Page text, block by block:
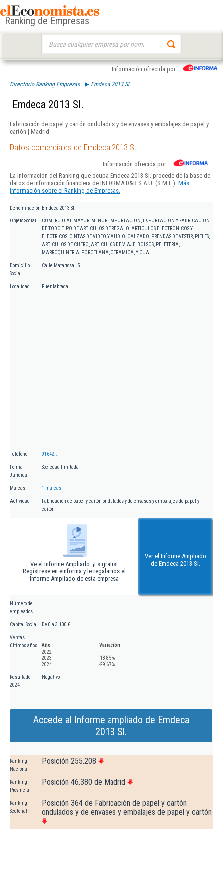
Ranking de Empresas
Información ofrecida por
Directorio Ranking Empresas Emdeca 2013 Sl.
Emdeca 2013 Sl.
Fabricación de papel y cartón ondulados y de envases y embalajes de papel y
cartón | Madrid
Datos comerciales de Emdeca 2013 Sl.
Información ofrecida por
La información del Ranking que ocupa Emdeca 2013 Sl. procede de la base de
datos de información financiera de INFORMA D&B S.A.U. (S.M.E.). Más
información sobre el Ranking de Empresas.
Denominación Emdeca 2013 Sl.
Objeto Social
COMERCIO AL MAYOR, MENOR, IMPORTACION, EXPORTACION Y FABRICACION
DE TODO TIPO DE ARTICULOS DE REGALO, ARTICULOS ELECTRONICOS Y
ELECTRICOS, CINTAS DE VIDEO Y AUDIO, CALZADO, PRENDAS DE VESTIR, PIELES,
ARTICULOS DE CUERO, ARTICULOS DE VIAJE, BOLSOS, PELETERIA,
MARROQUINERIA, PORCELANA, CERAMICA, Y CUA
Domicilio
Social
Calle Matarrosa , 5
Localidad Fuenlabrada
Teléfono 91642...
Forma
Jurídica
Sociedad limitada
Marcas 1 marcas
Actividad
Fabricación de papel y cartón ondulados y de envases y embalajes de papel y
cartón
Ve el Informe Ampliado. ¡Es gratis!
Regístrese en eInforma y le regalamos el
Informe Ampliado de esta empresa
Ver el Informe Ampliado
de Emdeca 2013 Sl.
Número de
empleados
Capital Social De 0 a 3.100 €
Ventas
últimos años
Año
Variación
2022
2023
-18,85 %
2024
-29,67 %
Resultado
2024
Negativo
Accede al Informe ampliado de Emdeca
2013 Sl.
Ranking
Nacional
Posición 255.208
Ranking
Provincial
Posición 46.380 de Madrid
Ranking
Sectorial
Posición 364 de Fabricación de papel y cartón
ondulados y de envases y embalajes de papel y cartón